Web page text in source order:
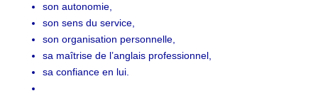
son autonomie,
son sens du service,
son organisation personnelle,
sa maîtrise de l’anglais professionnel,
sa confiance en lui.